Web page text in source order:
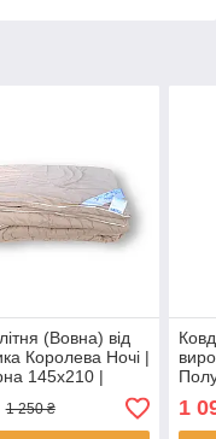
(Вовна) від
Королева Ночі |
145х210 |
бежевий
1 250 ₴ 1